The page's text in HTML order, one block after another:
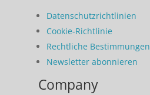
Datenschutzrichtlinien
Cookie-Richtlinie
Rechtliche Bestimmungen
Newsletter abonnieren
Company